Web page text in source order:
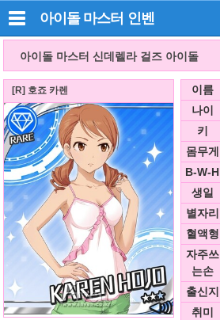
아이돌 마스터 인벤
아이돌 마스터 신데렐라 걸즈 아이돌
[R] 호죠 카렌 이름
나이
키
몸무게
B-W-H
생일
별자리
혈액형
자주쓰
는손
출신지
취미